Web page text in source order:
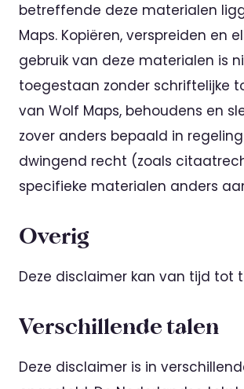
betreffende deze materialen
Maps. Kopiëren, verspreiden en
gebruik van deze materialen is
toegestaan zonder schriftelijke
van Wolf Maps, behoudens en
zover anders bepaald in
dwingend recht (zoals
specifieke materialen anders
Overig
Deze disclaimer kan van tijd tot
Verschillende talen
Deze disclaimer is in